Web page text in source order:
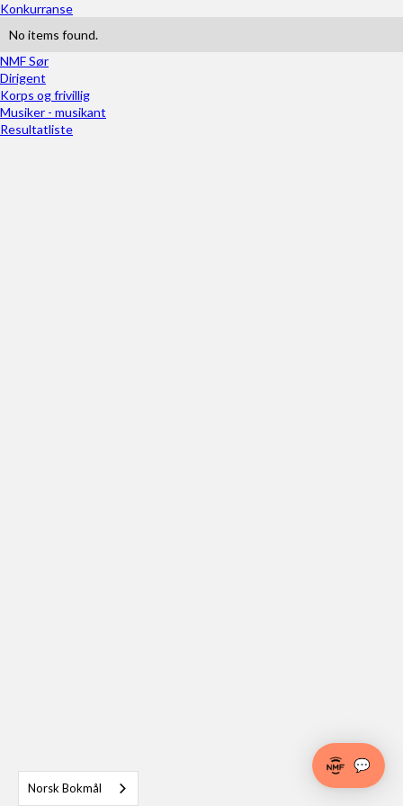
Konkurranse
No items found.
NMF Sør
Dirigent
Korps og frivillig
Musiker - musikant
Resultatliste
Norsk Bokmål
💬